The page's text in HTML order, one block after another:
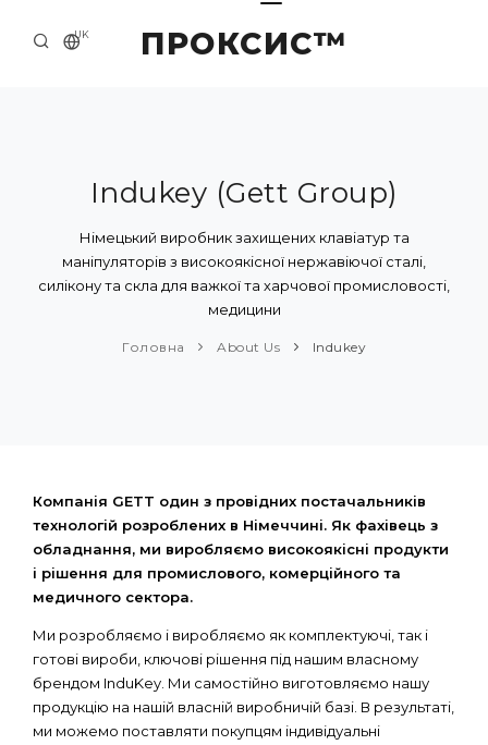
ПРОКСИС™
UK
ПРО НАС
ПРИКЛАДИ ТА РІШЕННЯ
КАТАЛОГ ПРОДУКЦІЇ
Indukey (Gett Group)
Німецький виробник захищених клавіатур та
маніпуляторів з високоякісної нержавіючої сталі,
силікону та скла для важкої та харчової промисловості,
медицини
Головна About Us Indukey
Компанія GETT один з провідних постачальників
технологій розроблених в Німеччині. Як фахівець з
обладнання, ми виробляємо високоякісні продукти
і рішення для промислового, комерційного та
медичного сектора.
Ми розробляємо і виробляємо як комплектуючі, так і
готові вироби, ключові рішення під нашим власному
брендом InduKey. Ми самостійно виготовляємо нашу
продукцію на нашій власній виробничій базі. В результаті,
ми можемо поставляти покупцям індивідуальні